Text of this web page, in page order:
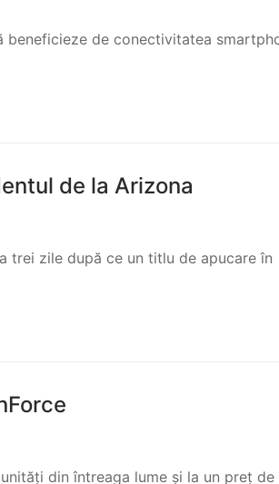
de conectivitatea
de la Arizona
trei zile după ce un titlu de apucare în
din întreaga lume și la un preț de